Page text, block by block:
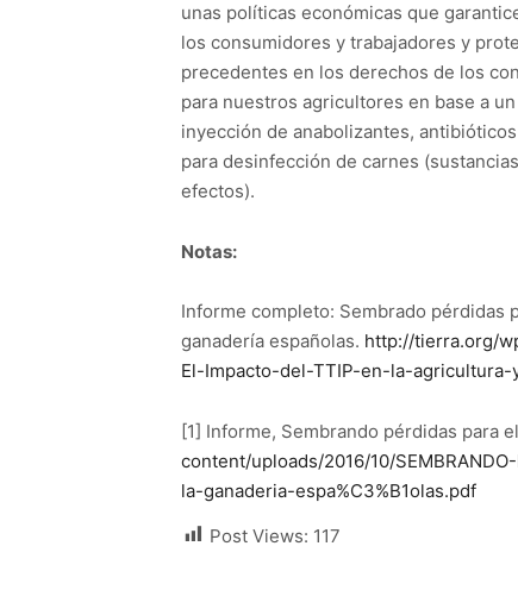
unas políticas económicas que
los consumidores y trabajadores y
precedentes en los derechos de los
para nuestros agricultores en base a
inyección de anabolizantes,
para desinfección de carnes
efectos).
Notas:
Informe completo: Sembrado pérdidas
ganadería españolas. http://tierra.org/
El-Impacto-del-TTIP-en-la-agricultura-
[1] Informe, Sembrando pérdidas para
content/uploads/2016/10/
la-ganaderia-espa%C3%B1olas.pdf
Post Views: 117